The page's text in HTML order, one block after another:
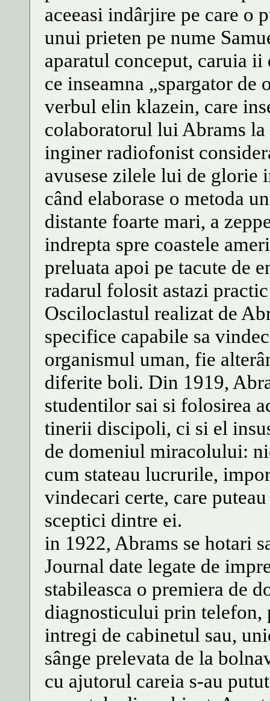
aceeasi indârjire pe care o
unui prieten pe nume
aparatul conceput, caruia ii
ce inseamna „spargator
verbul elin klazein, care
colaboratorul lui Abrams la
inginer radiofonist
avusese zilele lui de
când elaborase o metoda
distante foarte mari, a
indrepta spre coastele
preluata apoi pe tacute de
radarul folosit astazi
Osciloclastul realizat de
specifice capabile sa
organismul uman, fie
diferite boli. Din 1919,
studentilor sai si folosirea
tinerii discipoli, ci si el
de domeniul miracolului:
cum stateau lucrurile,
vindecari certe, care
sceptici dintre ei.
in 1922, Abrams se hotari
Journal date legate de
stabileasca o premiera de
diagnosticului prin
intregi de cabinetul sau,
sânge prelevata de la
cu ajutorul careia s-au